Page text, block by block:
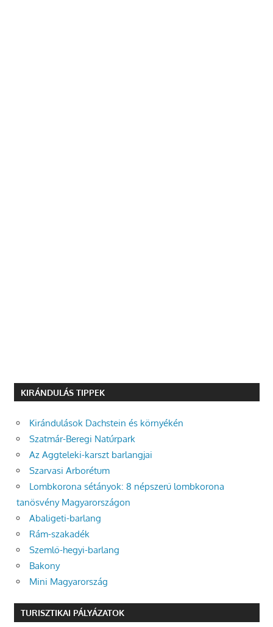
KIRÁNDULÁS TIPPEK
Kirándulások Dachstein és környékén
Szatmár-Beregi Natúrpark
Az Aggteleki-karszt barlangjai
Szarvasi Arborétum
Lombkorona sétányok: 8 népszerű lombkorona
tanösvény Magyarországon
Abaligeti-barlang
Rám-szakadék
Szemlő-hegyi-barlang
Bakony
Mini Magyarország
TURISZTIKAI PÁLYÁZATOK